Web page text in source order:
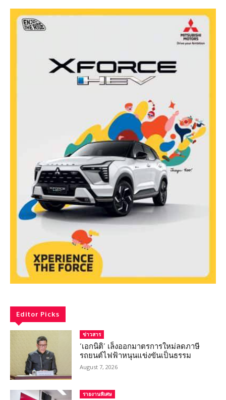
Editor Picks
ข่าวสาร
‘เอกนิติ’ เล็งออกมาตรการใหม่ลดภาษี
รถยนต์ไฟฟ้าหนุนแข่งขันเป็นธรรม
August 7, 2026
รายงานพิเศษ